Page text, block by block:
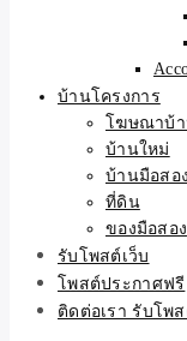
บ้านโครงการ
โฆษณาบ้
บ้านใหม่
บ้านมือสอง
ที่ดิน
ของมือสอง
รับโพสต์เว็บ
โพสต์ประกาศฟรี
ติดต่อเรา รับโพ